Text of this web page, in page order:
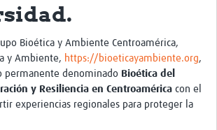
Bioética y Ambiente Centroamérica,
y Ambiente, https://bioeticayambiente.org,
permanente denominado Bioética del
y Resiliencia en Centroamérica con el
experiencias regionales para proteger la